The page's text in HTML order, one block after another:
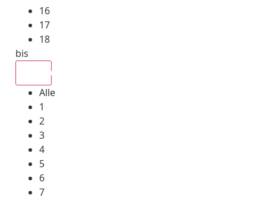
16
17
18
bis
Alle
1
2
3
4
5
6
7